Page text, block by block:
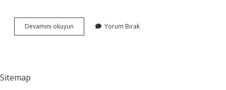
Devamını okuyun
Imsakla
Yorum Bırak
Sitemap